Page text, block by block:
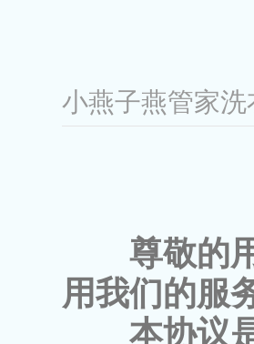
小燕子燕管家
尊敬的
用我们的服
本协议